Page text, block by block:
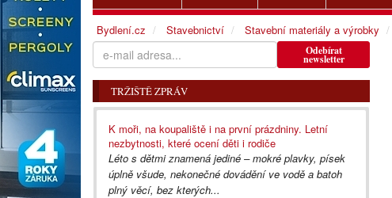
Odebírat
newsletter
TRŽIŠTĚ ZPRÁV
K moři, na koupaliště i na první prázdniny. Letní
nezbytnosti, které ocení děti i rodiče
Léto s dětmi znamená jediné – mokré plavky, písek
úplně všude, nekonečné dovádění ve vodě a batoh
plný věcí, bez kterých...
Bydlení.cz Stavebnictví Stavební materiály a výrobky